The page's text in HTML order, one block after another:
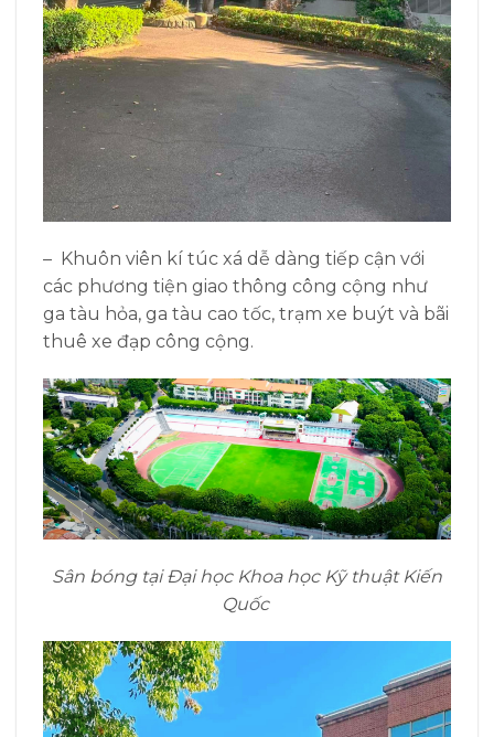
– Khuôn viên kí túc xá dễ dàng tiếp cận với
các phương tiện giao thông công cộng như
ga tàu hỏa, ga tàu cao tốc, trạm xe buýt và bãi
thuê xe đạp công cộng.
Sân bóng tại Đại học Khoa học Kỹ thuật Kiến
Quốc